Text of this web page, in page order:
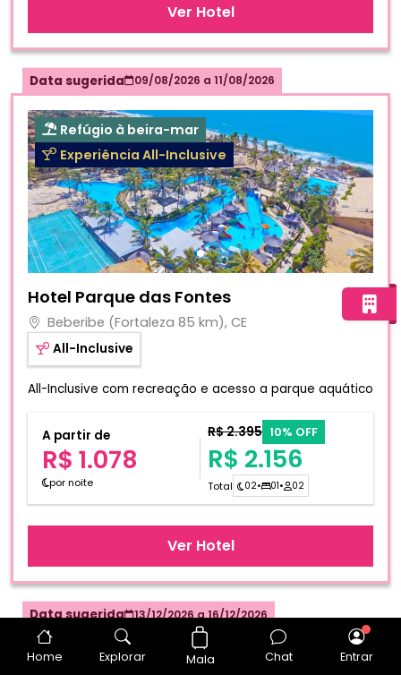
Ver Hotel
Data sugerida 09/08/2026 a 11/08/2026
Refúgio à beira-mar
Experiência All-Inclusive
Hotel Parque das Fontes
Beberibe (Fortaleza 85 km), CE
All-Inclusive
All-Inclusive com recreação e acesso a parque aquático
A partir de
R$ 1.078
por noite
R$ 2.395 10% OFF
R$ 2.156
Total 02• 01• 02
Ver Hotel
Data sugerida 13/12/2026a16/12/2026
Refúgio à beira-mar
Home Explorar Mala Chat Entrar